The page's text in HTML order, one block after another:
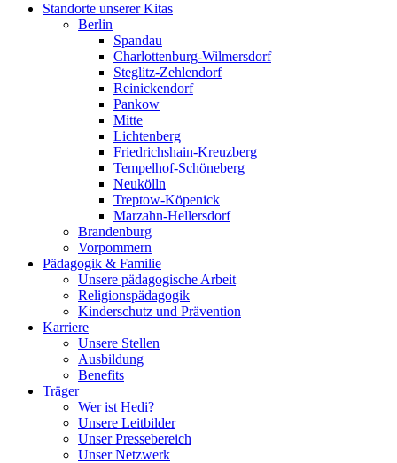
Standorte unserer Kitas
Berlin
Spandau
Charlottenburg-Wilmersdorf
Steglitz-Zehlendorf
Reinickendorf
Pankow
Mitte
Lichtenberg
Friedrichshain-Kreuzberg
Tempelhof-Schöneberg
Neukölln
Treptow-Köpenick
Marzahn-Hellersdorf
Brandenburg
Vorpommern
Pädagogik & Familie
Unsere pädagogische Arbeit
Religionspädagogik
Kinderschutz und Prävention
Karriere
Unsere Stellen
Ausbildung
Benefits
Träger
Wer ist Hedi?
Unsere Leitbilder
Unser Pressebereich
Unser Netzwerk